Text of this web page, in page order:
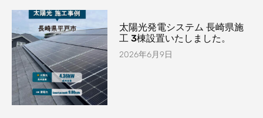
太陽光発電システム 長崎県施
工 3棟設置いたしました。
2026年6月9日